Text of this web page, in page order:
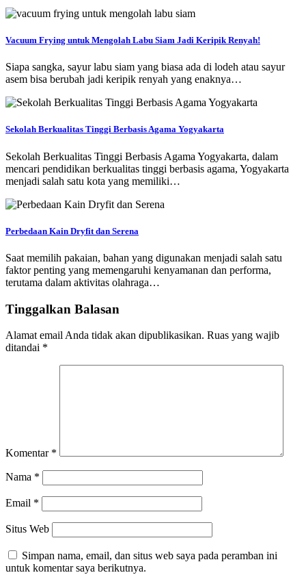
Vacuum Frying untuk Mengolah Labu Siam Jadi Keripik Renyah!
Siapa sangka, sayur labu siam yang biasa ada di lodeh atau sayur
asem bisa berubah jadi keripik renyah yang enaknya…
Sekolah Berkualitas Tinggi Berbasis Agama Yogyakarta
Sekolah Berkualitas Tinggi Berbasis Agama Yogyakarta, dalam
mencari pendidikan berkualitas tinggi berbasis agama, Yogyakarta
menjadi salah satu kota yang memiliki…
Perbedaan Kain Dryfit dan Serena
Saat memilih pakaian, bahan yang digunakan menjadi salah satu
faktor penting yang memengaruhi kenyamanan dan performa,
terutama dalam aktivitas olahraga…
Tinggalkan Balasan
Alamat email Anda tidak akan dipublikasikan. Ruas yang wajib
ditandai *
Komentar *
Nama *
Email *
Situs Web
Simpan nama, email, dan situs web saya pada peramban ini
untuk komentar saya berikutnya.